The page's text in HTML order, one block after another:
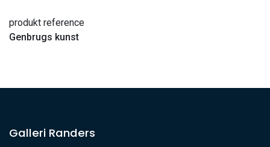
produkt reference
Genbrugs kunst
Galleri Randers